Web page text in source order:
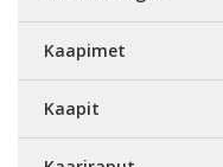
Kaapimet
Kaapit